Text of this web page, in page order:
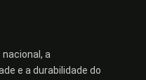
a
e a durabilidade do